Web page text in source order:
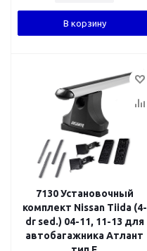
В корзину
7130 Установочный
комплект Nissan Tiida (4-
dr sed.) 04-11, 11-13 для
автобагажника Атлант